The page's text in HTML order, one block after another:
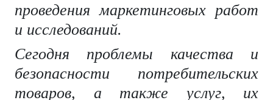
проведения маркетинговых работ
и исследований.
Сегодня проблемы качества и
безопасности потребительских
товаров, а также услуг, их